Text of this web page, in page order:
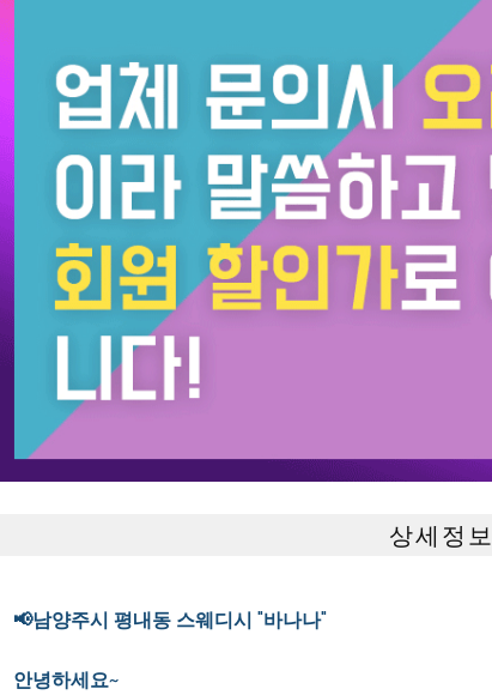
상세정보
📢남양주시 평내동 스웨디시 "바나나"
안녕하세요~